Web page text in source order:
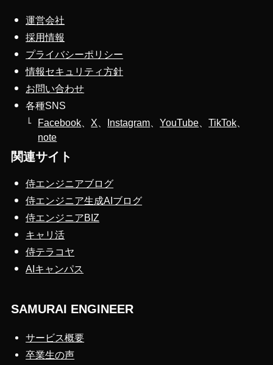
運営会社
採用情報
プライバシーポリシー
情報セキュリティ方針
お問い合わせ
各種SNS
Facebook
X Instagram 、YouTube 、TikTok
note
関連サイト
侍エンジニアブログ
侍エンジニア生成AIブログ
侍エンジニアBIZ
キャリ活
侍テラコヤ
AIキャンパス
SAMURAI ENGINEER
サービス概要
卒業生の声